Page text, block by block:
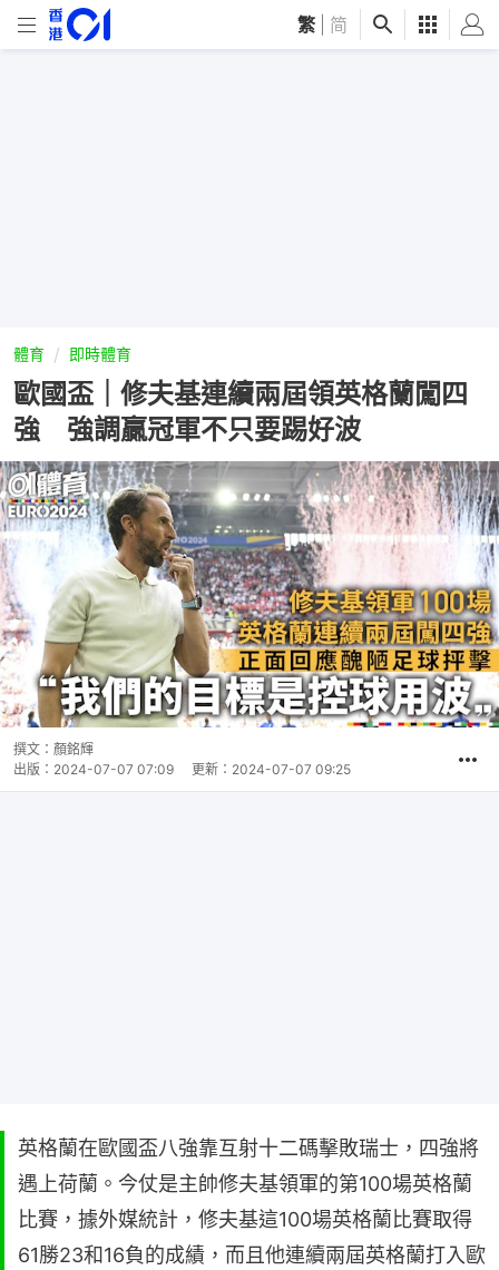
繁 简
體育 即時體育
歐國盃｜修夫基連續兩屆領英格蘭闖四
強 強調贏冠軍不只要踢好波
撰文： 顏銘輝
出版： 2024-07-07 07:09 更新： 2024-07-07 09:25
英格蘭在歐國盃八強靠互射十二碼擊敗瑞士，四強將
遇上荷蘭。今仗是主帥修夫基領軍的第100場英格蘭
比賽，據外媒統計，修夫基這100場英格蘭比賽取得
61勝23和16負的成績，而且他連續兩屆英格蘭打入歐